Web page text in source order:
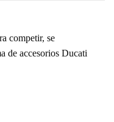
competir, se
de accesorios Ducati